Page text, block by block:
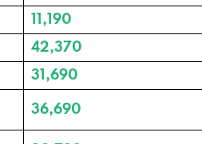
11,190
42,370
31,690
36,690